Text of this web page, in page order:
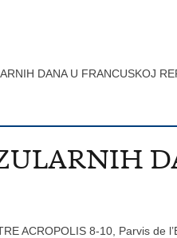
DANA U FRANCUSKOJ
ACROPOLIS 8-10, Parvis de